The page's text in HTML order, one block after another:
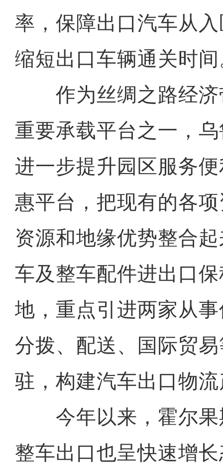
率，保障出口汽车从
缩短出口车辆通关时
作为丝绸之路经济
重要承载平台之一，
进一步提升园区服务
惠平台，把现有的各
资源和地缘优势整合
车及整车配件进出口
地，重点引进两家从
分拨、配送、国际贸
驻，构建汽车出口物
今年以来，霍尔果
整车出口也呈快速增